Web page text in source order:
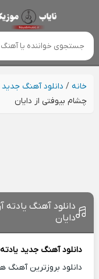
خانه/ دانلود آهنگ جدید
چشام بیوفتی از دایان
دانلود آهنگ یادته
دایان
دانلود آهنگ جدید
دانلود بروزترین آهنگ